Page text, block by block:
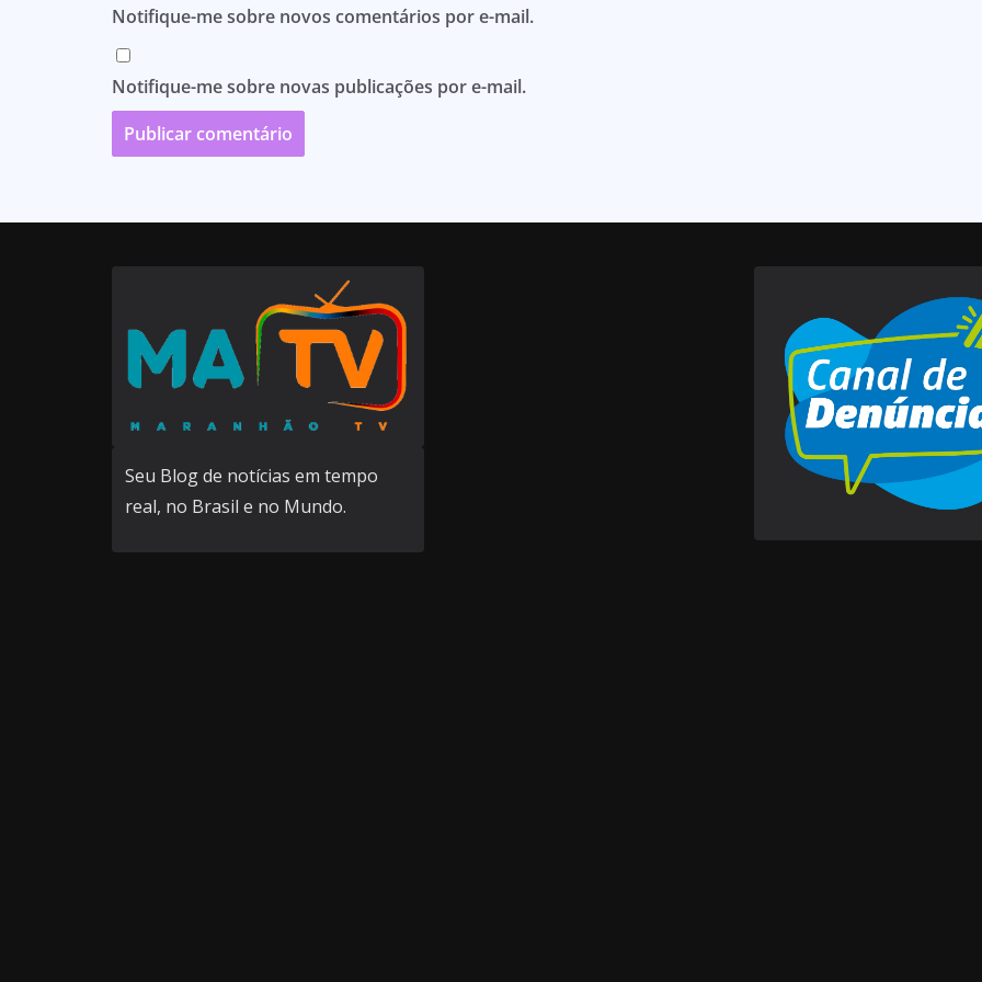
Notifique-me sobre novos comentários por e-mail.
Notifique-me sobre novas publicações por e-mail.
Seu Blog de notícias em tempo
real, no Brasil e no Mundo.